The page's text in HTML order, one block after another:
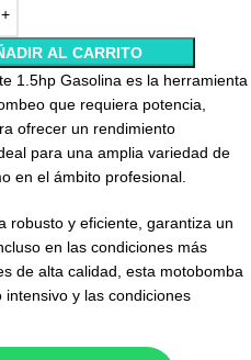
AL CARRITO
1.5hp Gasolina es la herramienta
que requiera potencia,
ofrecer un rendimiento
para una amplia variedad de
en el ámbito profesional.
robusto y eficiente, garantiza un
en las condiciones más
de alta calidad, esta motobomba
y las condiciones